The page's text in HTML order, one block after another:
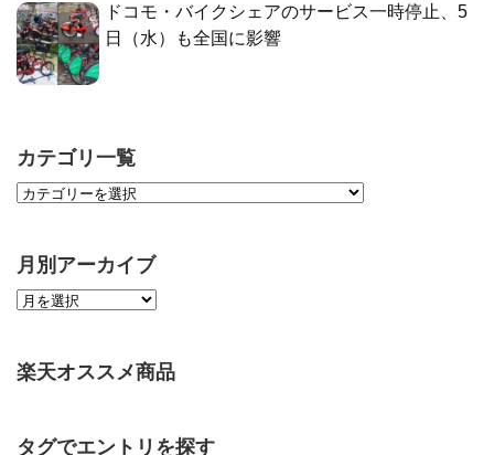
ドコモ・バイクシェアのサービス一時停止、5
日（水）も全国に影響
カテゴリ一覧
月別アーカイブ
楽天オススメ商品
タグでエントリを探す